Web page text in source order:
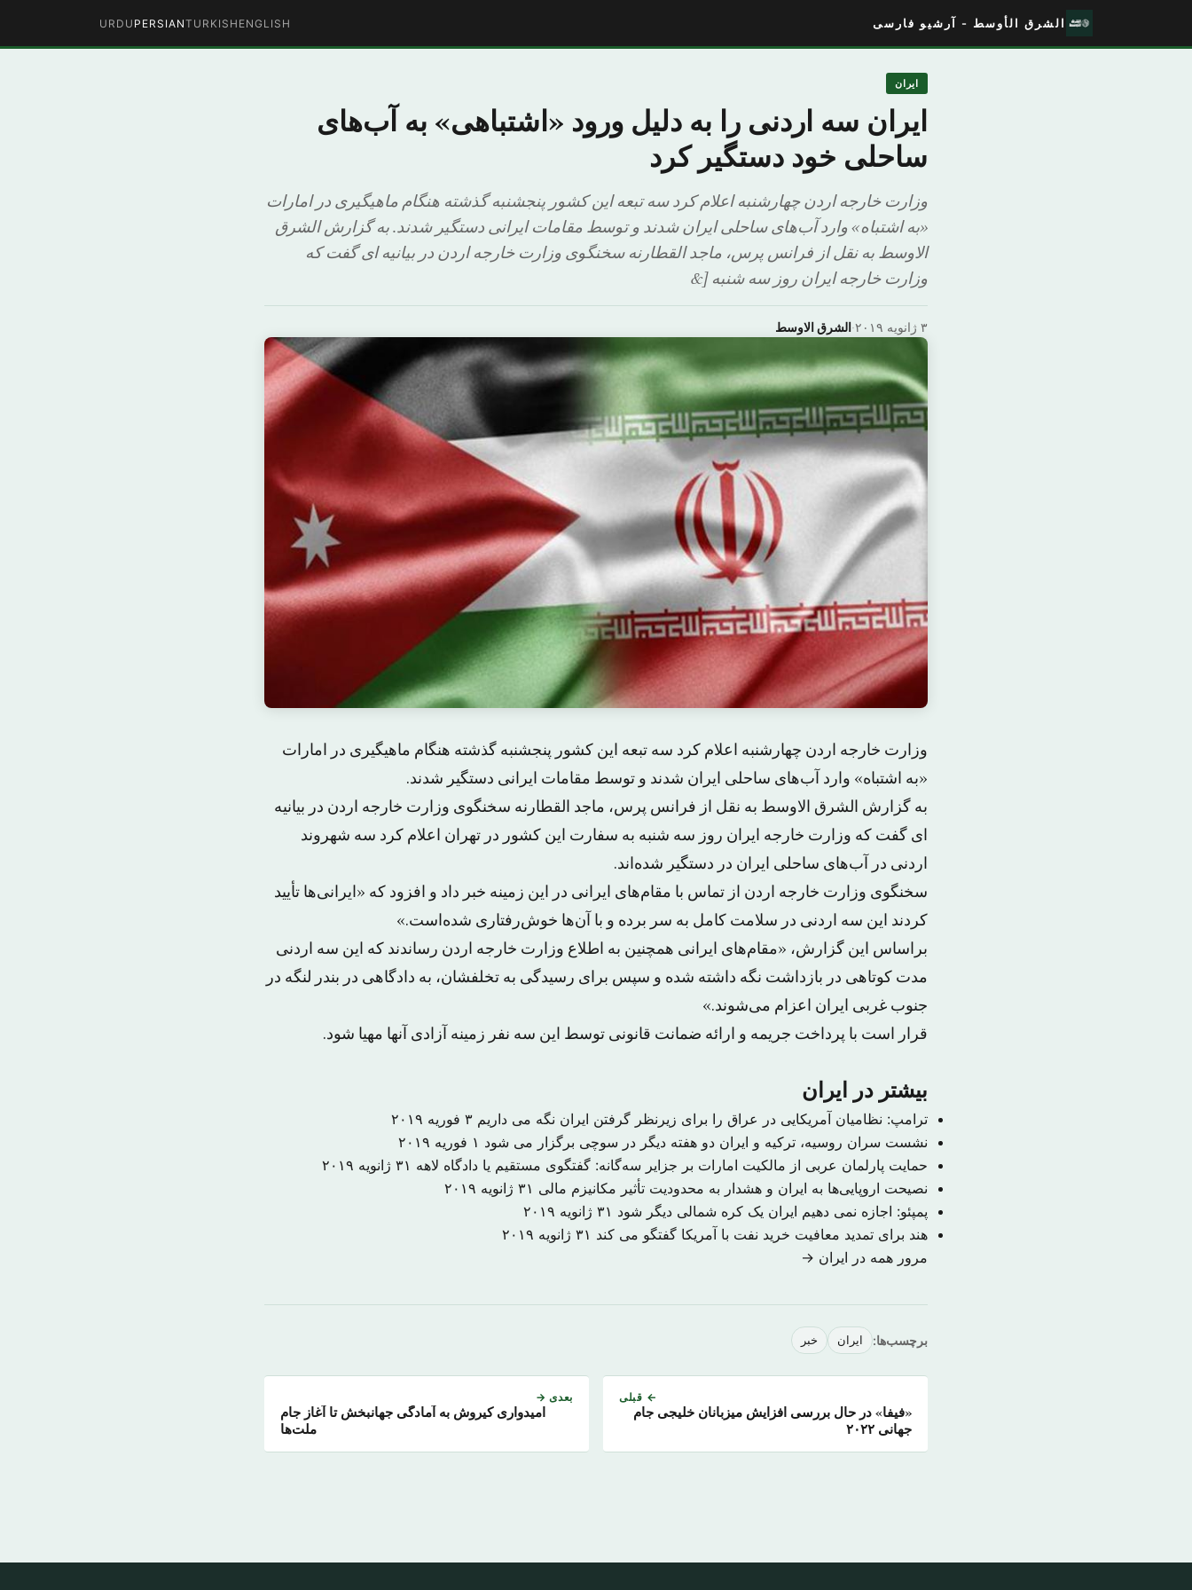
الشرق الأوسط - آرشیو فارسی ENGLISH
TURKISH
PERSIAN
URDU
ایران
ایران سه اردنی را به دلیل ورود «اشتباهی» به آب‌های
ساحلی خود دستگیر کرد
وزارت خارجه اردن چهارشنبه اعلام کرد سه تبعه این کشور پنجشنبه گذشته هنگام ماهیگیری در امارات
«به اشتباه» وارد آب‌های ساحلی ایران شدند و توسط مقامات ایرانی دستگیر شدند. به گزارش الشرق
الاوسط به نقل از فرانس پرس، ماجد القطارنه سخنگوی وزارت خارجه اردن در بیانیه ای گفت که
وزارت خارجه ایران روز سه شنبه [&
الشرق الاوسط· ۳ ژانویه ۲۰۱۹
وزارت خارجه اردن چهارشنبه اعلام کرد سه تبعه این کشور پنجشنبه گذشته هنگام ماهیگیری در امارات
«به اشتباه» وارد آب‌های ساحلی ایران شدند و توسط مقامات ایرانی دستگیر شدند.
به گزارش الشرق الاوسط به نقل از فرانس پرس، ماجد القطارنه سخنگوی وزارت خارجه اردن در بیانیه
ای گفت که وزارت خارجه ایران روز سه شنبه به سفارت این کشور در تهران اعلام کرد سه شهروند
اردنی در آب‌های ساحلی ایران در دستگیر شده‌اند.
سخنگوی وزارت خارجه اردن از تماس با مقام‌های ایرانی در این زمینه خبر داد و افزود که «ایرانی‌ها تأیید
کردند این سه اردنی در سلامت کامل به سر برده و با آن‌ها خوش‌رفتاری شده‌است.»
براساس این گزارش، «مقام‌های ایرانی همچنین به اطلاع وزارت خارجه اردن رساندند که این سه اردنی
مدت کوتاهی در بازداشت نگه داشته شده و سپس برای رسیدگی به تخلفشان، به دادگاهی در بندر لنگه در
جنوب غربی ایران اعزام می‌شوند.»
قرار است با پرداخت جریمه و ارائه ضمانت قانونی توسط این سه نفر زمینه آزادی آنها مهیا شود.
بیشتر در ایران
ترامپ: نظامیان آمریکایی در عراق را برای زیرنظر گرفتن ایران نگه می داریم ۳ فوریه ۲۰۱۹
نشست سران روسیه، ترکیه و ایران دو هفته دیگر در سوچی برگزار می شود ۱ فوریه ۲۰۱۹
حمایت پارلمان عربی از مالکیت امارات بر جزایر سه‌گانه: گفتگوی مستقیم یا دادگاه لاهه ۳۱ ژانویه ۲۰۱۹
نصیحت اروپایی‌ها به ایران و هشدار به محدودیت تأثیر مکانیزم مالی ۳۱ ژانویه ۲۰۱۹
پمپئو: اجازه نمی دهیم ایران یک کره شمالی دیگر شود ۳۱ ژانویه ۲۰۱۹
هند برای تمدید معافیت خرید نفت با آمریکا گفتگو می کند ۳۱ ژانویه ۲۰۱۹
مرور همه در ایران →
برچسب‌ها: ایران خبر
← قبلی
«فیفا» در حال بررسی افزایش میزبانان خلیجی جام
جهانی ۲۰۲۲
بعدی →
امیدواری کیروش به آمادگی جهانبخش تا آغاز جام
ملت‌ها